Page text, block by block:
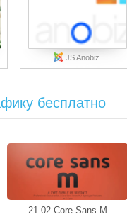
JS Anobiz
бесплатно
21.02 Core Sans M